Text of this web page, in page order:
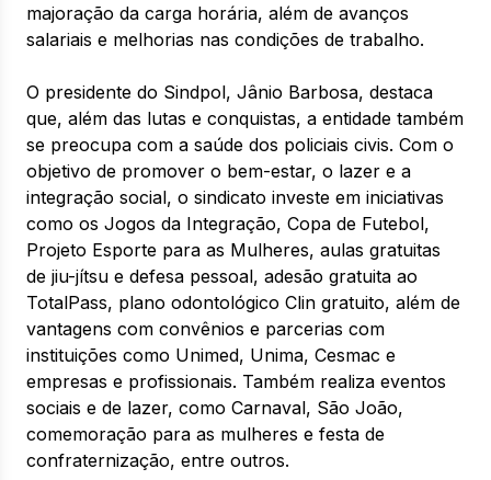
majoração da carga horária, além de avanços
salariais e melhorias nas condições de trabalho.
O presidente do Sindpol, Jânio Barbosa, destaca
que, além das lutas e conquistas, a entidade também
se preocupa com a saúde dos policiais civis. Com o
objetivo de promover o bem-estar, o lazer e a
integração social, o sindicato investe em iniciativas
como os Jogos da Integração, Copa de Futebol,
Projeto Esporte para as Mulheres, aulas gratuitas
de jiu-jítsu e defesa pessoal, adesão gratuita ao
TotalPass, plano odontológico Clin gratuito, além de
vantagens com convênios e parcerias com
instituições como Unimed, Unima, Cesmac e
empresas e profissionais. Também realiza eventos
sociais e de lazer, como Carnaval, São João,
comemoração para as mulheres e festa de
confraternização, entre outros.